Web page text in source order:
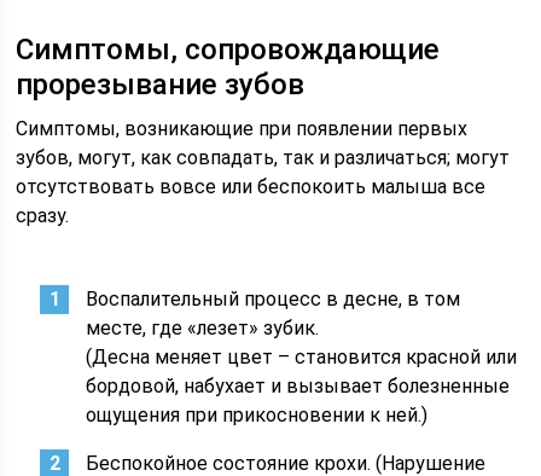
Симптомы, сопровождающие
прорезывание зубов
Симптомы, возникающие при появлении первых
зубов, могут, как совпадать, так и различаться; могут
отсутствовать вовсе или беспокоить малыша все
сразу.
Воспалительный процесс в десне, в том
месте, где «лезет» зубик.
(Десна меняет цвет – становится красной или
бордовой, набухает и вызывает болезненные
ощущения при прикосновении к ней.)
Беспокойное состояние крохи. (Нарушение